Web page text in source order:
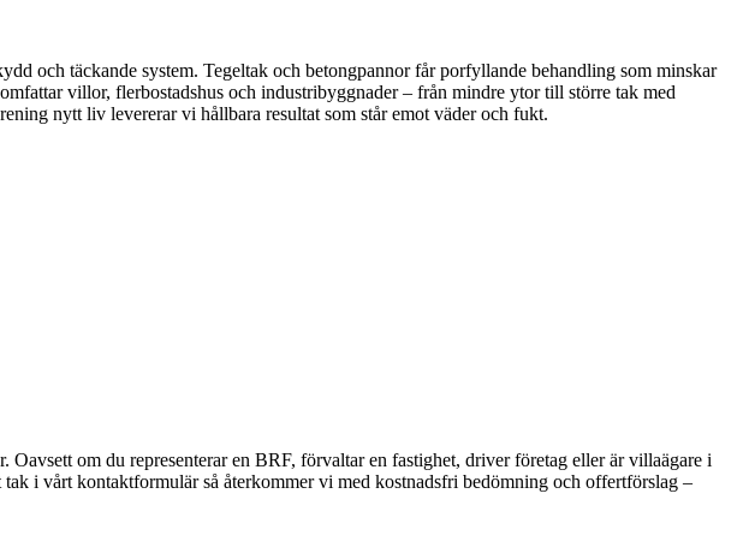
och täckande system. Tegeltak och betongpannor får porfyllande behandling som minskar
villor, flerbostadshus och industribyggnader – från mindre ytor till större tak med
nytt liv levererar vi hållbara resultat som står emot väder och fukt.
om du representerar en BRF, förvaltar en fastighet, driver företag eller är villaägare i
i vårt kontaktformulär så återkommer vi med kostnadsfri bedömning och offertförslag –